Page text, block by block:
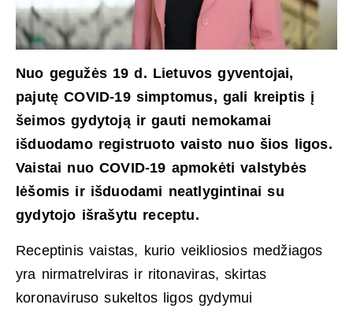
Nuo gegužės 19 d. Lietuvos gyventojai,
pajutę COVID-19 simptomus, gali kreiptis į
šeimos gydytoją ir gauti nemokamai
išduodamo registruoto vaisto nuo šios ligos.
Vaistai nuo COVID-19 apmokėti valstybės
lėšomis ir išduodami neatlygintinai su
gydytojo išrašytu receptu.
Receptinis vaistas, kurio veikliosios medžiagos
yra nirmatrelviras ir ritonaviras, skirtas
koronaviruso sukeltos ligos gydymui